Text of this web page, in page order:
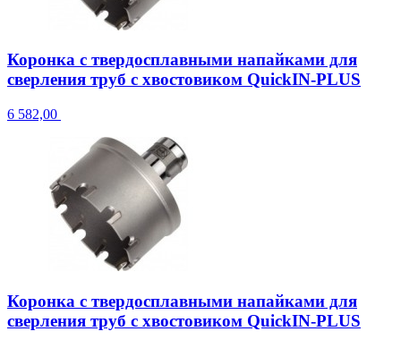
Коронка с твердосплавными напайками для
сверления труб с хвостовиком QuickIN-PLUS
6 582,00
Коронка с твердосплавными напайками для
сверления труб с хвостовиком QuickIN-PLUS